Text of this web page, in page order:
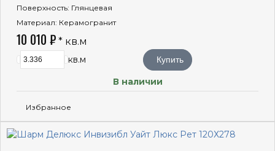
Поверхность: Глянцевая
Материал: Керамогранит
10 010 ₽ * кв.м
кв.м Купить
В наличии
Избранное